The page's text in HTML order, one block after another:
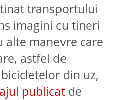
transportului
imagini cu tineri
alte manevre care
astfel de
din uz,
publicat de